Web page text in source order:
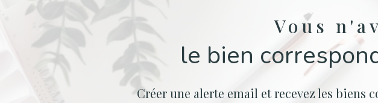
Vous
le bien
Créer une alerte email et recevez les biens